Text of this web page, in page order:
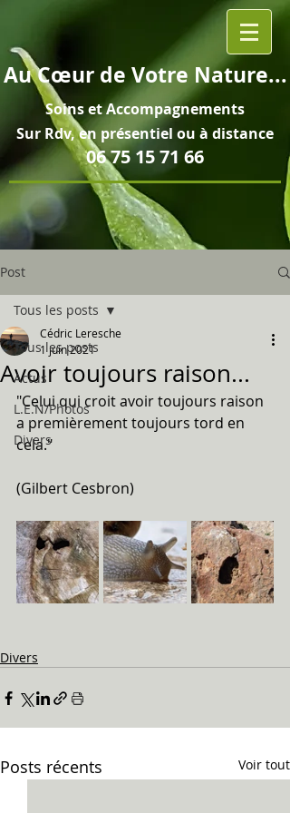
AuCœurde Votre Nature...
Soins etAccompagnements
Sur Rdv, en présentiel ou à distance
06 75 15 71 66
Post
Tous les posts
Actus
L.E.N/Photos
Divers
Tous les posts
Avoir toujours raison...
Cédric Leresche
1 juin 2021
"Celui qui croit avoir toujours raison
a premièrement toujours tord en
cela."
(Gilbert Cesbron)
Divers
Posts récents Voir tout